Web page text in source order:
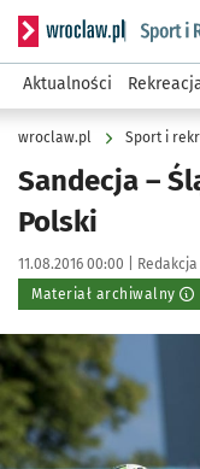
Serwis informacyjny
Aktualności
wroclaw.pl Sport i
Sandecja –
Polski
Data publikacji:
11.08.2016 00:00 | Autor:
Materiał archiwalny
Kliknij, aby powiększyć